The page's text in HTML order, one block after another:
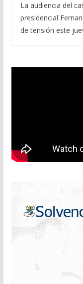
La audiencia del
presidencial
de tensión este